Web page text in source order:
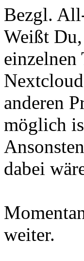
Bezgl.
Weißt
einzelnen
anderen
möglich
dabei
weiter.